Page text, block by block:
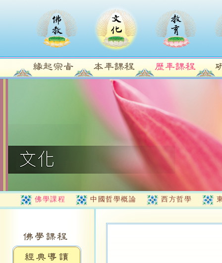
佛學課程 中國哲學概論 西方哲學